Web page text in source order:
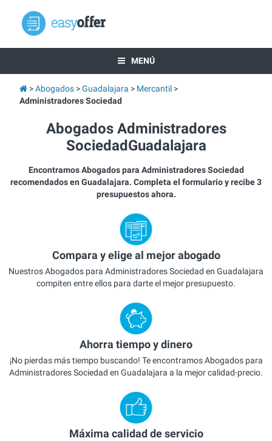
MENÚ
Abogados Guadalajara
Mercantil
Administradores Sociedad
Abogados Administradores
SociedadGuadalajara
Encontramos Abogados para Administradores Sociedad
recomendados en Guadalajara. Completa el formulario y recibe 3
presupuestos ahora.
Compara y elige al mejor abogado
Nuestros Abogados para Administradores Sociedad en Guadalajara
compiten entre ellos para darte el mejor presupuesto.
Ahorra tiempo y dinero
¡No pierdas más tiempo buscando! Te encontramos Abogados para
Administradores Sociedad en Guadalajara a la mejor calidad-precio.
Máxima calidad de servicio